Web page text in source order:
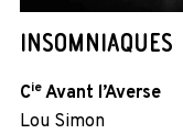
INSOMNIAQUES
CieAvant l’Averse
Lou Simon